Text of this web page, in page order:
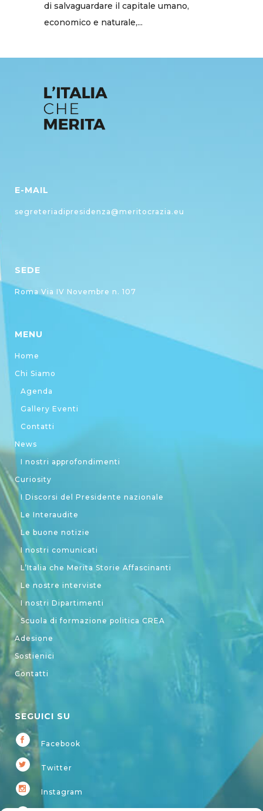
di salvaguardare il capitale umano,
economico e naturale,...
E-MAIL
segreteriadipresidenza@meritocrazia.eu
SEDE
Roma Via IV Novembre n. 107
MENU
Home
Chi Siamo
Agenda
Gallery Eventi
Contatti
News
I nostri approfondimenti
Curiosity
I Discorsi del Presidente nazionale
Le Interaudite
Le buone notizie
I nostri comunicati
L’Italia che Merita Storie Affascinanti
Le nostre interviste
I nostri Dipartimenti
Scuola di formazione politica CREA
Adesione
Sostienici
Contatti
SEGUICI SU
Facebook
Twitter
Instagram